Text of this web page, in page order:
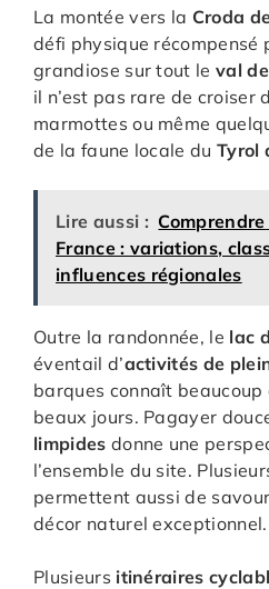
La montée vers la Croda
défi physique récompensé
grandiose sur tout leval
il n’est pas rare de croiser
marmottes ou même
de la faune locale duTyrol
Lire aussi :
France : variations,
influences régionales
Outre la randonnée, le lac
éventail d’activités de
barques connaît beaucoup
beaux jours. Pagayer
limpides donne une
l’ensemble du site.
permettent aussi de
décor naturel exceptionnel.
Plusieurs itinéraires